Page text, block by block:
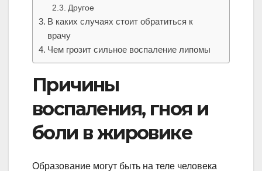
Другое
В каких случаях стоит обратиться к
врачу
Чем грозит сильное воспаление липомы
Причины
воспаления, гноя и
боли в жировике
Образование могут быть на теле человека